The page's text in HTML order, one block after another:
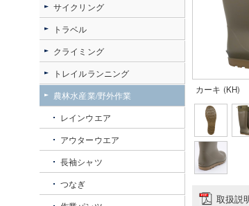
カーキ (KH)
取扱説
サイクリング
トラベル
クライミング
トレイルランニング
農林水産業/野外作業
レインウエア
アウターウエア
長袖シャツ
つなぎ